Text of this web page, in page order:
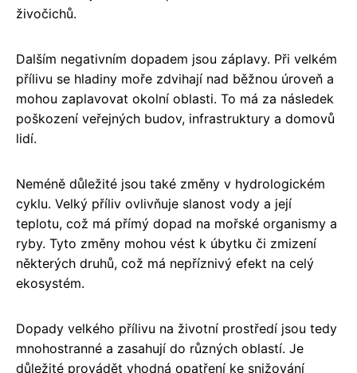
živočichů.
Dalším negativním dopadem jsou záplavy. Při velkém
přílivu se hladiny moře zdvihají nad běžnou úroveň a
mohou zaplavovat okolní oblasti. To má za následek
poškození veřejných budov, infrastruktury a domovů
lidí.
Neméně důležité jsou také změny v hydrologickém
cyklu. Velký příliv ovlivňuje slanost vody a její
teplotu, což má přímý dopad na mořské organismy a
ryby. Tyto změny mohou vést k úbytku či zmizení
některých druhů, což má nepříznivý efekt na celý
ekosystém.
Dopady velkého přílivu na životní prostředí jsou tedy
mnohostranné a zasahují do různých oblastí. Je
důležité provádět vhodná opatření ke snižování